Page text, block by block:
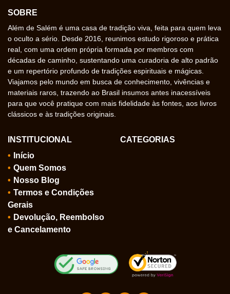
SOBRE
Além de Salém é uma casa de tradição viva, feita para quem leva
o oculto a sério. Desde 2016, reunimos estudo rigoroso e prática
real, com uma ordem própria formada por membros com
décadas de caminho, sustentando uma curadoria de alto padrão
e um repertório profundo de tradições espirituais e mágicas.
Viajamos pelo mundo em busca de conhecimento, vivências e
materiais raros, trazendo ao Brasil insumos antes inacessíveis
para que você pratique com mais fidelidade às fontes, aos livros
clássicos e às tradições originais.
INSTITUCIONAL
Início
Quem Somos
Nosso Blog
Termos e Condições
Gerais
Devolução, Reembolso
e Cancelamento
CATEGORIAS